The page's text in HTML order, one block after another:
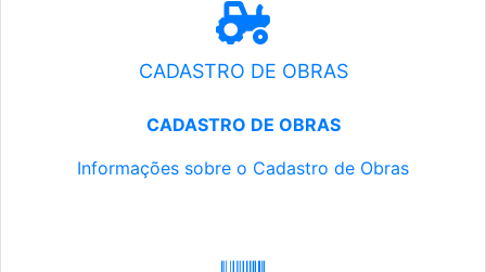
CADASTRO DE OBRAS
CADASTRO DE OBRAS
Informações sobre o Cadastro de Obras